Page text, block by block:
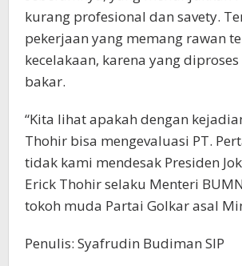
kurang profesional dan savety.
pekerjaan yang memang rawan
kecelakaan, karena yang
bakar.
“Kita lihat apakah dengan
Thohir bisa mengevaluasi PT.
tidak kami mendesak Presiden
Erick Thohir selaku Menteri
tokoh muda Partai Golkar asal
Penulis: Syafrudin Budiman SIP